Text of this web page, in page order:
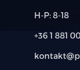
funkcióval
H-P: 8-18
+36 1 881